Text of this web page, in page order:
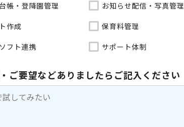
帳・登降園管理 お知らせ配信・写真管理
作成 保育料管理
フト連携 サポート体制
ご要望などありましたらご記入ください